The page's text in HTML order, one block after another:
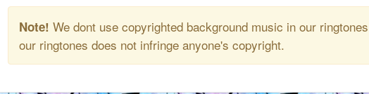
Note! We dont use copyrighted background music in our
our ringtones does not infringe anyone's copyright.